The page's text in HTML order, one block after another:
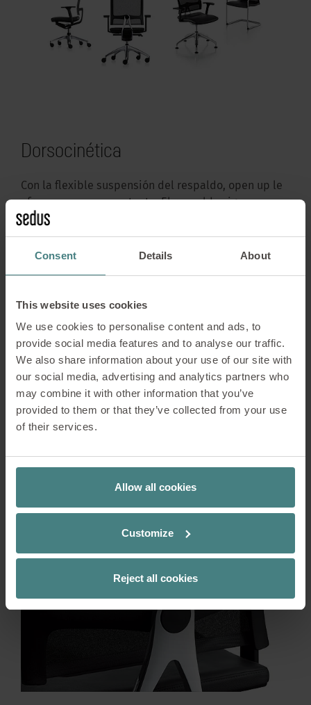
Consent Details About
This website uses cookies
We use cookies to personalise content and ads, to
provide social media features and to analyse our traffic.
We also share information about your use of our site with
our social media, advertising and analytics partners who
may combine it with other information that you’ve
provided to them or that they’ve collected from your use
of their services.
Allow all cookies
Customize
Reject all cookies
Dorsocinética
Con la flexible suspensión del respaldo, open up le
ofrece un apoyo constante. El respaldo sigue
siempre sus movimientos - laterales o hacia atrás.